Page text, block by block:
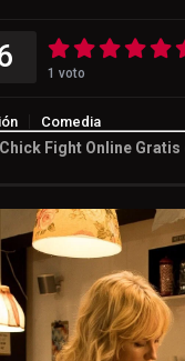
1 voto
Comedia
Fight Online Gratis